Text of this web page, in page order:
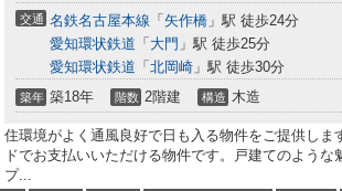
交通 名鉄名古屋本線 「 矢作橋 」駅 徒歩24分
愛知環状鉄道 「 大門 」駅 徒歩25分
愛知環状鉄道 「 北岡崎 」駅 徒歩30分
築年 築18年 階数 2階建 構造 木造
住環境がよく通風良好で日も入る物件をご提供しま
ドでお支払いいただける物件です。戸建てのような
プ...